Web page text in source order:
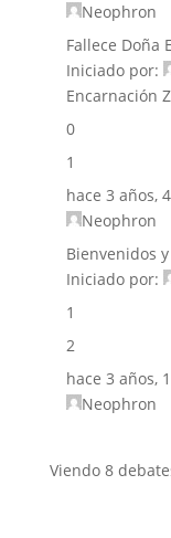
Neophron
Fallece Doña
Iniciado por:
Encarnación
0
1
hace 3 años,
Neophron
Bienvenidos
Iniciado por:
1
2
hace 3 años,
Neophron
Viendo 8